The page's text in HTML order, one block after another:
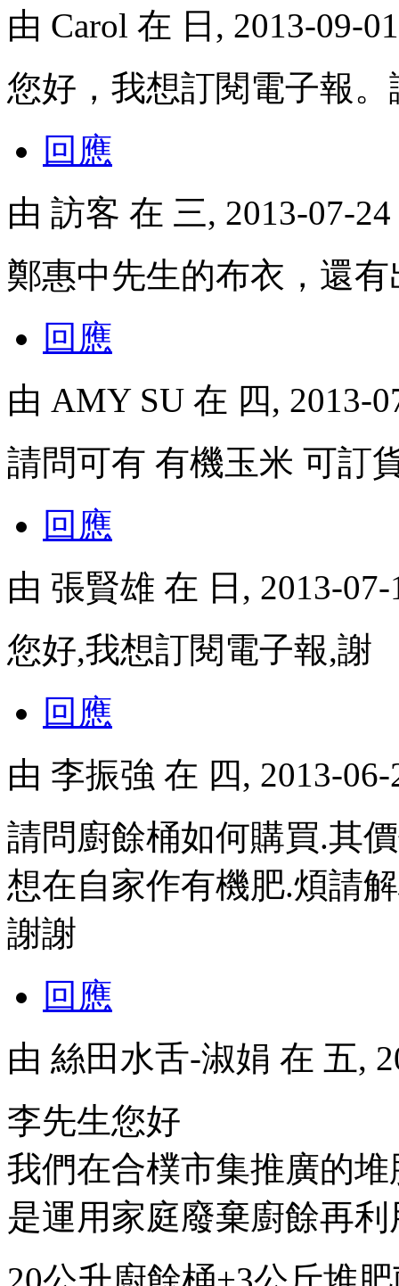
由 Carol 在 日, 2013-09-
您好，我想訂閱電子報。
回應
由 訪客 在 三, 2013-07-
鄭惠中先生的布衣，還
回應
由 AMY SU 在 四, 2013-
請問可有 有機玉米 可訂
回應
由 張賢雄 在 日, 2013-
您好,我想訂閱電子報,謝
回應
由 李振強 在 四, 2013-
請問廚餘桶如何購買.其
想在自家作有機肥.煩請
謝謝
回應
由 絲田水舌-淑娟 在 五,
李先生您好
我們在合樸市集推廣的堆
是運用家庭廢棄廚餘再利